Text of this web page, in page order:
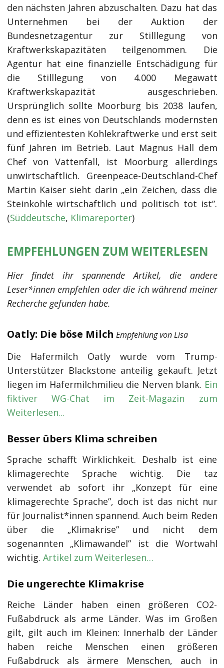
den nächsten Jahren abzuschalten. Dazu hat das
Unternehmen bei der Auktion der
Bundesnetzagentur zur Stilllegung von
Kraftwerkskapazitäten teilgenommen. Die
Agentur hat eine finanzielle Entschädigung für
die Stilllegung von 4.000 Megawatt
Kraftwerkskapazität ausgeschrieben.
Ursprünglich sollte Moorburg bis 2038 laufen,
denn es ist eines von Deutschlands modernsten
und effizientesten Kohlekraftwerke und erst seit
fünf Jahren im Betrieb. Laut Magnus Hall dem
Chef von Vattenfall, ist Moorburg allerdings
unwirtschaftlich. Greenpeace-Deutschland-Chef
Martin Kaiser sieht darin „ein Zeichen, dass die
Steinkohle wirtschaftlich und politisch tot ist”.
(Süddeutsche, Klimareporter)
EMPFEHLUNGEN ZUM WEITERLESEN
Hier findet ihr spannende Artikel, die andere
Leser*innen empfehlen oder die ich während meiner
Recherche gefunden habe.
Oatly: Die böse Milch Empfehlung von Lisa
Die Hafermilch Oatly wurde vom Trump-
Unterstützer Blackstone anteilig gekauft. Jetzt
liegen im Hafermilchmilieu die Nerven blank. Ein
fiktiver WG-Chat im Zeit-Magazin zum
Weiterlesen...
Besser übers Klima schreiben
Sprache schafft Wirklichkeit. Deshalb ist eine
klimagerechte Sprache wichtig. Die taz
verwendet ab sofort ihr „Konzept für eine
klimagerechte Sprache”, doch ist das nicht nur
für Journalist*innen spannend. Auch beim Reden
über die „Klimakrise” und nicht dem
sogenannten „Klimawandel” ist die Wortwahl
wichtig. Artikel zum Weiterlesen…
Die ungerechte Klimakrise
Reiche Länder haben einen größeren CO2-
Fußabdruck als arme Länder. Was im Großen
gilt, gilt auch im Kleinen: Innerhalb der Länder
haben reiche Menschen einen größeren
Fußabdruck als ärmere Menschen, auch in